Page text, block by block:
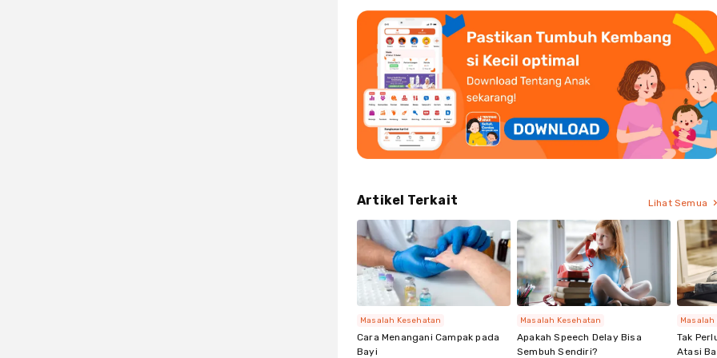
Artikel Terkait Lihat Semua
Cara Menangani Campak pada
Bayi
Masalah Kesehatan
Apakah Speech Delay Bisa
Sembuh Sendiri?
Masalah Kesehatan
Tak
Atasi
Masalah